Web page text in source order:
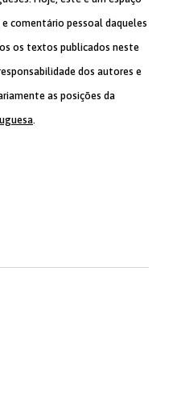
comentário pessoal daqueles
os textos publicados neste
dos autores e
as posições da
.